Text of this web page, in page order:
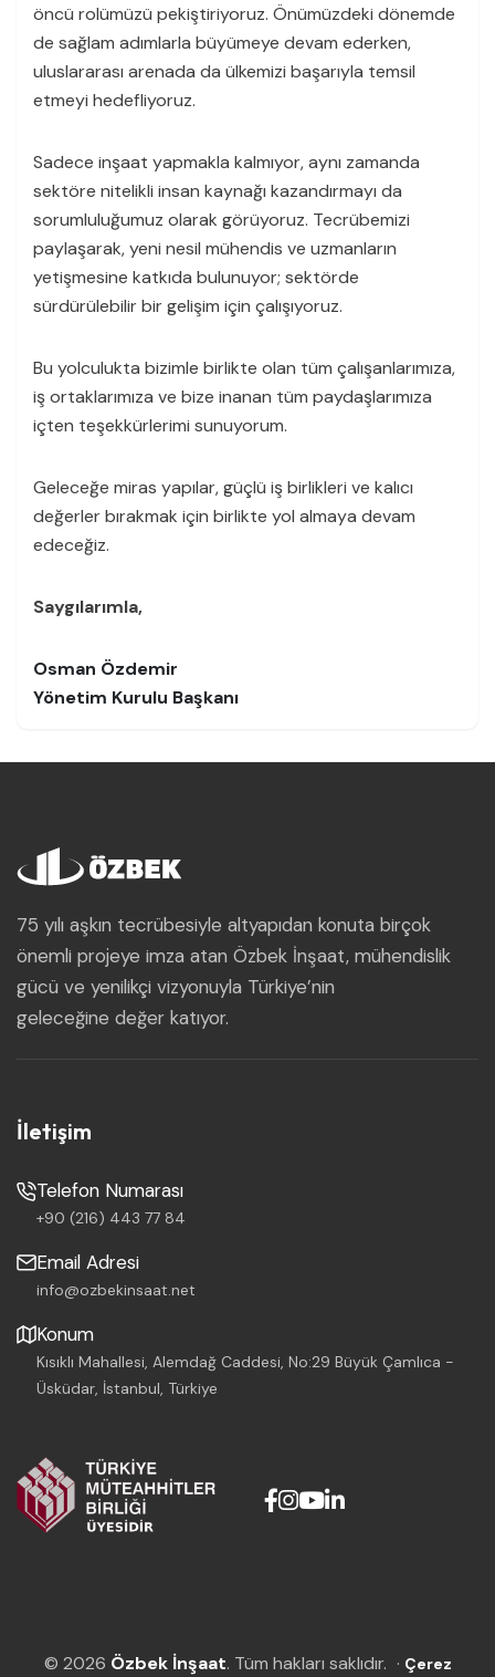
öncü rolümüzü pekiştiriyoruz. Önümüzdeki dönemde
de sağlam adımlarla büyümeye devam ederken,
uluslararası arenada da ülkemizi başarıyla temsil
etmeyi hedefliyoruz.
Sadece inşaat yapmakla kalmıyor, aynı zamanda
sektöre nitelikli insan kaynağı kazandırmayı da
sorumluluğumuz olarak görüyoruz. Tecrübemizi
paylaşarak, yeni nesil mühendis ve uzmanların
yetişmesine katkıda bulunuyor; sektörde
sürdürülebilir bir gelişim için çalışıyoruz.
Bu yolculukta bizimle birlikte olan tüm çalışanlarımıza,
iş ortaklarımıza ve bize inanan tüm paydaşlarımıza
içten teşekkürlerimi sunuyorum.
Geleceğe miras yapılar, güçlü iş birlikleri ve kalıcı
değerler bırakmak için birlikte yol almaya devam
edeceğiz.
Saygılarımla,
Osman Özdemir
Yönetim Kurulu Başkanı
75 yılı aşkın tecrübesiyle altyapıdan konuta birçok
önemli projeye imza atan Özbek İnşaat, mühendislik
gücü ve yenilikçi vizyonuyla Türkiye’nin
geleceğine değer katıyor.
İletişim
Telefon Numarası
+90 (216) 443 77 84
Email Adresi
info@ozbekinsaat.net
Konum
Kısıklı Mahallesi, Alemdağ Caddesi, No:29 Büyük Çamlıca -
Üsküdar, İstanbul, Türkiye
© 2026 Özbek İnşaat. Tüm hakları saklıdır. · Çerez